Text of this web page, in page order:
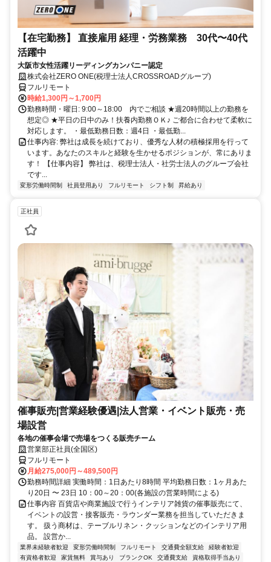
【在宅勤務】 直接雇用 経理・労務業務 30代〜40代
活躍中
大阪市女性活躍リーディングカンパニー認定
株式会社ZERO ONE(税理士法人CROSSROADグループ)
フルリモート
時給1,300円～1,700円
勤務時間・曜日: 9:00～18:00 内でご相談 ★週20時間以上の勤務を
想定◎ ★平日の日中のみ！扶養内勤務ＯＫ♪ ご都合に合わせて柔軟に
対応します。 ・最低勤務日数：週4日 ・最低勤...
仕事内容: 弊社は成長を続けており、優秀な人材の積極採用を行って
います。あなたのスキルと経験を生かせるポジションが、常にありま
す！ 【仕事内容】 弊社は、税理士法人・社労士法人のグループ会社
です...
変形労働時間制 社員登用あり フルリモート シフト制 昇給あり
正社員
催事販売|営業経験優遇|法人営業・イベント販売・売
場設営
各地の催事会場で売場をつくる販売チーム
営業部正社員(全国区)
フルリモート
月給275,000円～489,500円
勤務時間詳細 実働時間：1日あたり8時間 平均勤務日数：1ヶ月あた
り20日 〜 23日 10：00～20：00(各施設の営業時間による)
仕事内容 百貨店や商業施設で行うインテリア雑貨の催事販売にて、
イベントの設営・接客販売・ラウンダー業務を担当していただきま
す。 扱う商材は、テーブルリネン・クッションなどのインテリア用
品。 設営か...
業界未経験者歓迎 変形労働時間制 フルリモート 交通費全額支給
経験者歓迎
有資格者歓迎
家賃無料 賞与あり ブランクOK 交通費支給
資格取得手当あり